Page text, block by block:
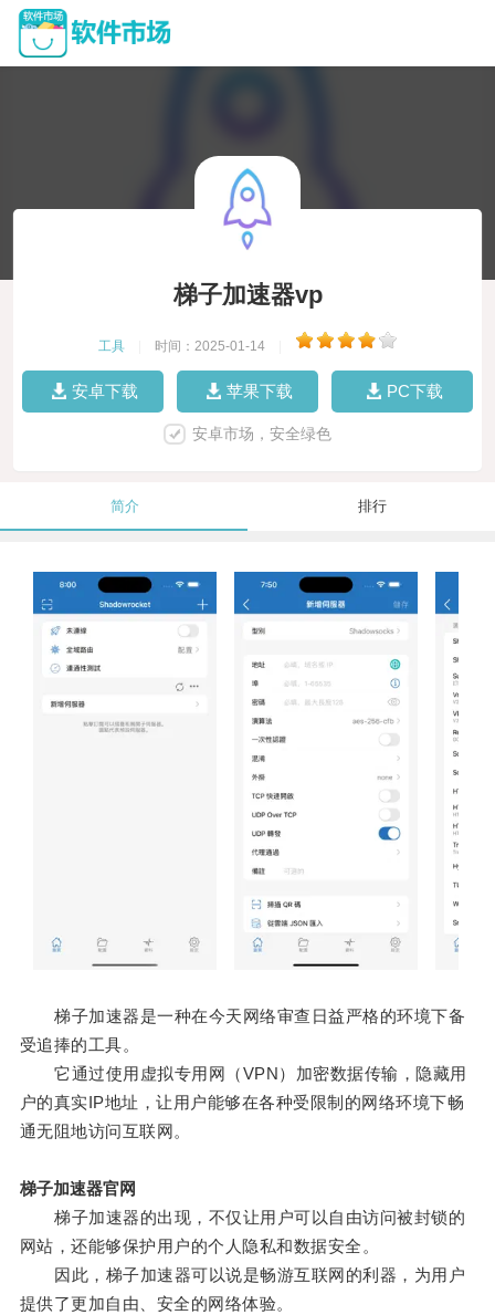
梯子加速器vp
工具 时间：2025-01-14
安卓下载 苹果下载 PC下载
安卓市场，安全绿色
简介 排行
梯子加速器是一种在今天网络审查日益严格的环境下备
受追捧的工具。
它通过使用虚拟专用网（VPN）加密数据传输，隐藏用
户的真实IP地址，让用户能够在各种受限制的网络环境下畅
通无阻地访问互联网。
梯子加速器官网
梯子加速器的出现，不仅让用户可以自由访问被封锁的
网站，还能够保护用户的个人隐私和数据安全。
因此，梯子加速器可以说是畅游互联网的利器，为用户
提供了更加自由、安全的网络体验。